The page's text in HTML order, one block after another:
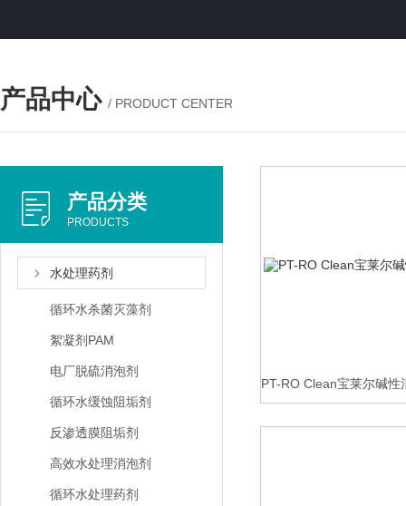
产品中心 / PRODUCT CENTER
产品分类
PRODUCTS
水处理药剂
循环水杀菌灭藻剂
絮凝剂PAM
电厂脱硫消泡剂
循环水缓蚀阻垢剂
反渗透膜阻垢剂
高效水处理消泡剂
循环水处理药剂
PT-RO Clean宝莱尔碱